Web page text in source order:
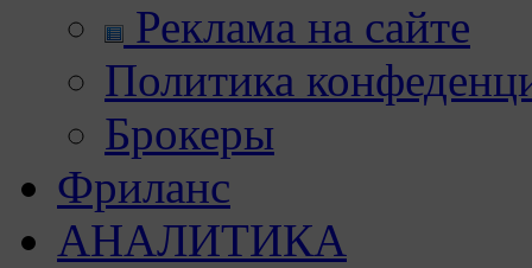
Реклама на сайте
Политика
Брокеры
Фриланс
АНАЛИТИКА